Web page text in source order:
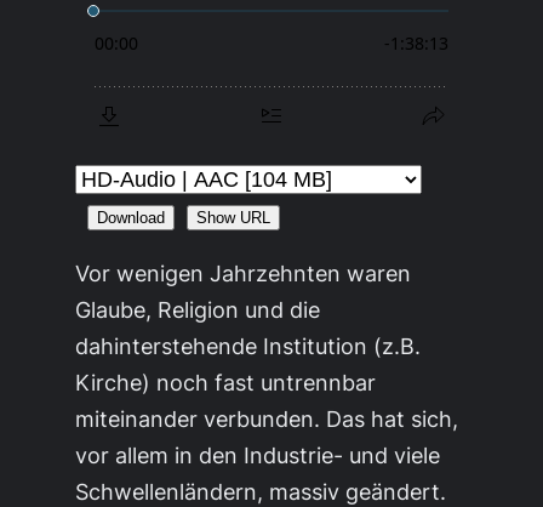
Download Show URL
Vor wenigen Jahrzehnten waren
Glaube, Religion und die
dahinterstehende Institution (z.B.
Kirche) noch fast untrennbar
miteinander verbunden. Das hat sich,
vor allem in den Industrie- und viele
Schwellenländern, massiv geändert.